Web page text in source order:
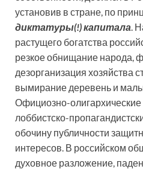
установив в стране, по
диктатуры(!) капитала.
растущего богатства
резкое обнищание народа,
дезорганизация хозяйства
вымирание деревень и
Официозно-
лоббистско-
обочину публичности
интересов. В российском
духовное разложение,